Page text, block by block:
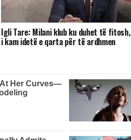
Igli Tare: Milani klub ku duhet të fitosh,
i kam idetë e qarta për të ardhmen